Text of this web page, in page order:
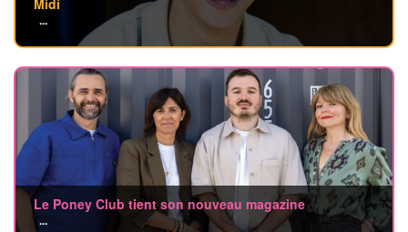
...
Le Poney Club tient son nouveau magazine
...